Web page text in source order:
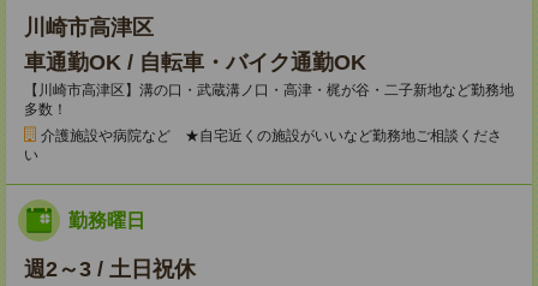
川崎市高津区
車通勤OK / 自転車・バイク通勤OK
【川崎市高津区】溝の口・武蔵溝ノ口・高津・梶が谷・二子新地など勤務地
多数！
介護施設や病院など ★自宅近くの施設がいいなど勤務地ご相談くださ
い
勤務曜日
週2～3 / 土日祝休